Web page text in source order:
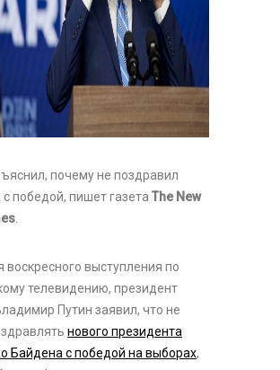
почему не поздравил
победой, пишет газета The New
воскресного выступления по
телевидению, президент
Путин заявил, что не
нового президента
с победой на выборах,